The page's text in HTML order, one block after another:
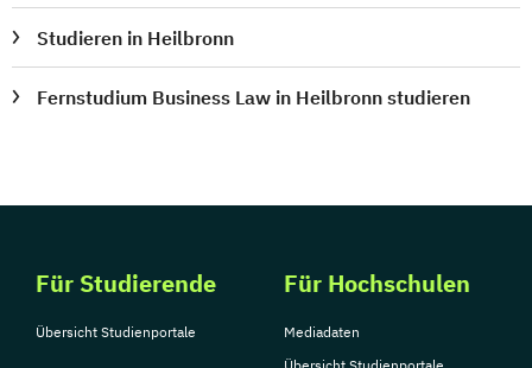
Studieren in Heilbronn
Fernstudium Business Law in Heilbronn studieren
Für Studierende
Übersicht Studienportale
Für Hochschulen
Mediadaten